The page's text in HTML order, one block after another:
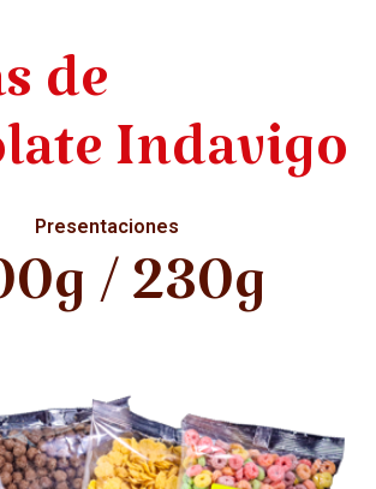
de
Indavigo
Presentaciones
/ 230g